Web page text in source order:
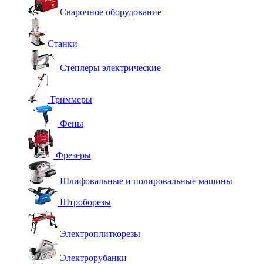
Сварочное оборудование
Станки
Степлеры электрические
Триммеры
Фены
Фрезеры
Шлифовальные и полировальные машины
Штроборезы
Электроплиткорезы
Электрорубанки